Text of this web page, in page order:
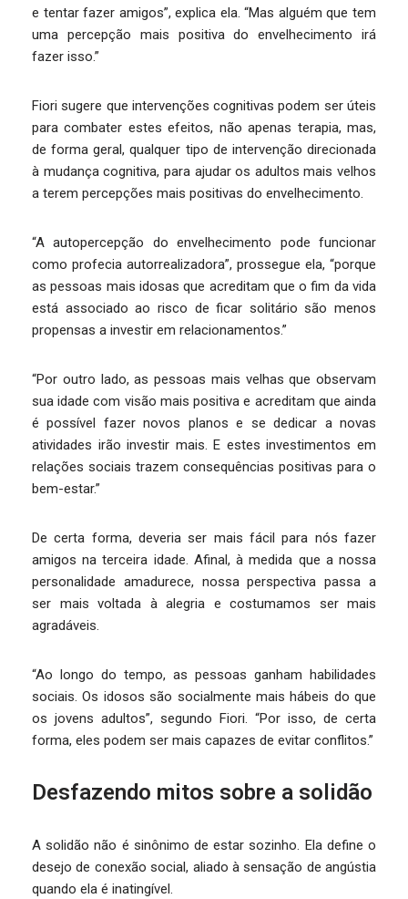
e tentar fazer amigos”, explica ela. “Mas alguém que tem
uma percepção mais positiva do envelhecimento irá
fazer isso.”
Fiori sugere que intervenções cognitivas podem ser úteis
para combater estes efeitos, não apenas terapia, mas,
de forma geral, qualquer tipo de intervenção direcionada
à mudança cognitiva, para ajudar os adultos mais velhos
a terem percepções mais positivas do envelhecimento.
“A autopercepção do envelhecimento pode funcionar
como profecia autorrealizadora”, prossegue ela, “porque
as pessoas mais idosas que acreditam que o fim da vida
está associado ao risco de ficar solitário são menos
propensas a investir em relacionamentos.”
“Por outro lado, as pessoas mais velhas que observam
sua idade com visão mais positiva e acreditam que ainda
é possível fazer novos planos e se dedicar a novas
atividades irão investir mais. E estes investimentos em
relações sociais trazem consequências positivas para o
bem-estar.”
De certa forma, deveria ser mais fácil para nós fazer
amigos na terceira idade. Afinal, à medida que a nossa
personalidade amadurece, nossa perspectiva passa a
ser mais voltada à alegria e costumamos ser mais
agradáveis.
“Ao longo do tempo, as pessoas ganham habilidades
sociais. Os idosos são socialmente mais hábeis do que
os jovens adultos”, segundo Fiori. “Por isso, de certa
forma, eles podem ser mais capazes de evitar conflitos.”
Desfazendo mitos sobre a solidão
A solidão não é sinônimo de estar sozinho. Ela define o
desejo de conexão social, aliado à sensação de angústia
quando ela é inatingível.